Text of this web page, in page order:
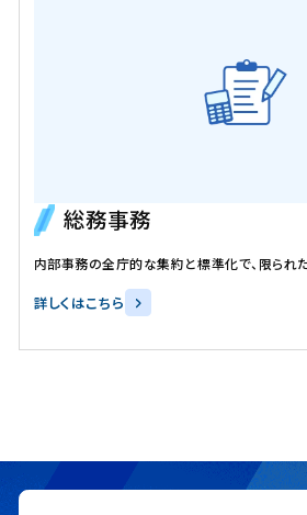
総務事務
内部事務の全庁的な集約と標準化で、限られ
詳しくはこちら